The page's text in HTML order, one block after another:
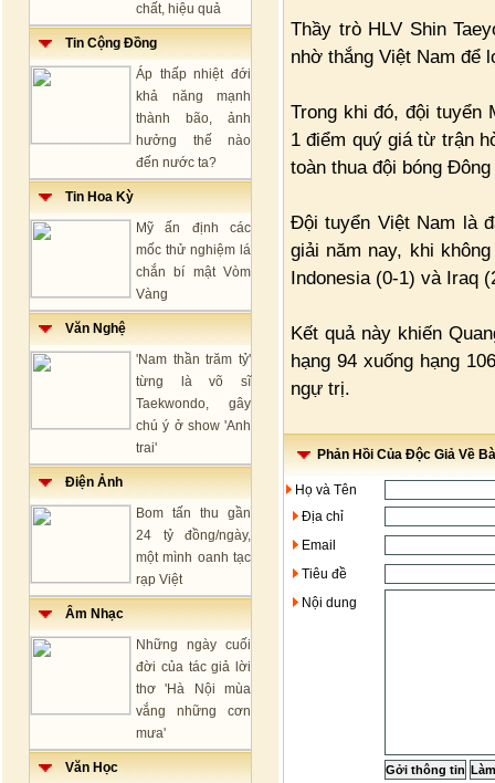
chất, hiệu quả
Tin Cộng Đồng
Áp thấp nhiệt đới
khả năng mạnh
thành bão, ảnh
hưởng thế nào
đến nước ta?
Tin Hoa Kỳ
Mỹ ấn định các
mốc thử nghiệm lá
chắn bí mật Vòm
Vàng
Văn Nghệ
'Nam thần trăm tỷ'
từng là võ sĩ
Taekwondo, gây
chú ý ở show 'Anh
trai'
Điện Ảnh
Bom tấn thu gần
24 tỷ đồng/ngày,
một mình oanh tạc
rạp Việt
Âm Nhạc
Những ngày cuối
đời của tác giả lời
thơ 'Hà Nội mùa
vắng những cơn
mưa'
Văn Học
Thầy trò HLV Shin
nhờ thắng Việt Nam để
Trong khi đó, đội tuyển
1 điểm quý giá từ trận
toàn thua đội bóng
Đội tuyển Việt Nam là
giải năm nay, khi
Indonesia (0-1) và Iraq
Kết quả này khiến
hạng 94 xuống hạng
ngự trị.
Phản Hồi Của Độc Giả Về
Họ và Tên
Địa chỉ
Email
Tiêu đề
Nội dung